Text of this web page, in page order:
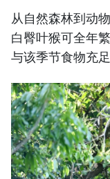
从自然森林到动
白臀叶猴可全年
与该季节食物充